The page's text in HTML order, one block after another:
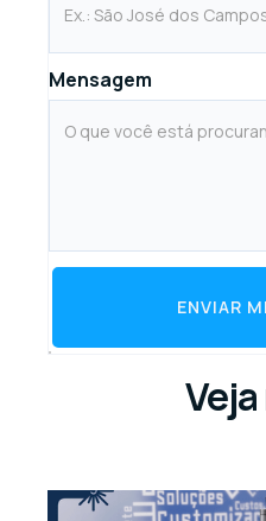
Mensagem
ENVIAR